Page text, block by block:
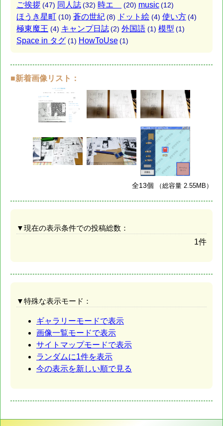
ご挨拶 (47) 同人誌 (32) 時エ (20) music (12)
ほうき星町 (10) 蒼の世紀 (8) ドット絵 (4) 使い方 (4)
極東魔王 (4) キャンプ日誌 (2) 外国語 (1) 模型 (1)
Space in タグ (1) HowToUse (1)
■新着画像リスト：
全13個 （総容量 2.55MB）
▼現在の表示条件での投稿総数：
1件
▼特殊な表示モード：
ギャラリーモードで表示
画像一覧モードで表示
サイトマップモードで表示
ランダムに1件を表示
今の表示を新しい順で見る